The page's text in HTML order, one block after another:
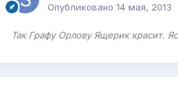
Опубликовано 14 мая, 2013
Так Графу Орлову Ящерик красит.